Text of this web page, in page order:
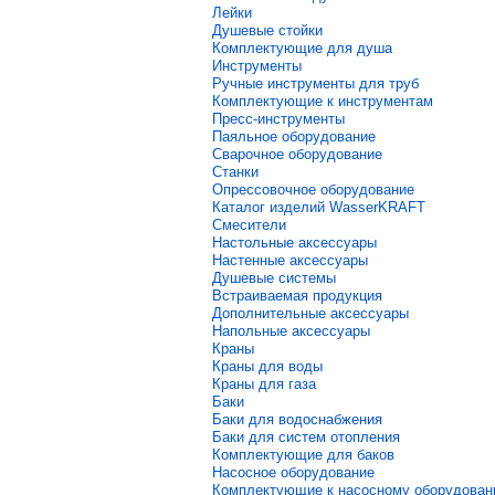
Лейки
Душевые стойки
Комплектующие для душа
Инструменты
Ручные инструменты для труб
Комплектующие к инструментам
Пресс-инструменты
Паяльное оборудование
Сварочное оборудование
Станки
Опрессовочное оборудование
Каталог изделий WasserKRAFT
Смесители
Настольные аксессуары
Настенные аксессуары
Душевые системы
Встраиваемая продукция
Дополнительные аксессуары
Напольные аксессуары
Краны
Краны для воды
Краны для газа
Баки
Баки для водоснабжения
Баки для систем отопления
Комплектующие для баков
Насосное оборудование
Комплектующие к насосному